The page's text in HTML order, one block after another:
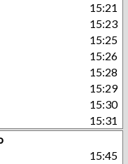
15:21
15:23
15:25
15:26
15:28
15:29
15:30
15:31
15:45